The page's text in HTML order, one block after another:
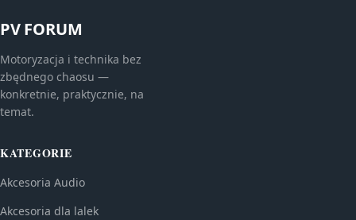
PV FORUM
Motoryzacja i technika bez
zbędnego chaosu —
konkretnie, praktycznie, na
temat.
KATEGORIE
Akcesoria Audio
Akcesoria dla lalek